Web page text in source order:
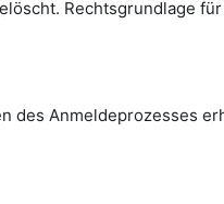
Rechtsgrundlage
des Anmeldeprozesses